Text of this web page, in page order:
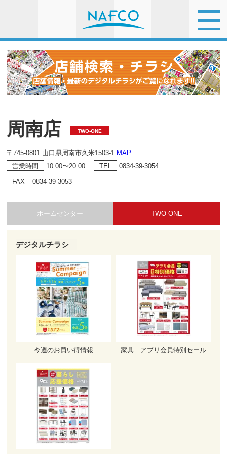
周南店 TWO-ONE
〒745-0801 山口県周南市久米1503-1 MAP
営業時間
10:00〜20:00 TEL 0834-39-3054
FAX 0834-39-3053
ホームセンター TWO-ONE
デジタルチラシ
今週のお買い得情報 家具 アプリ会員特別セール